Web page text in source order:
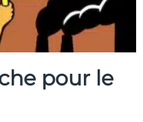
pour le